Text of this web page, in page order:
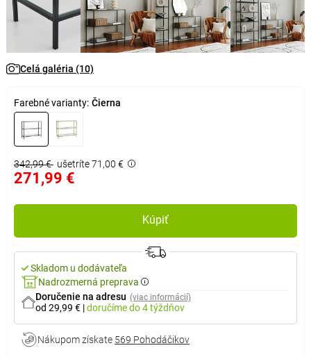
Celá galéria (10)
Farebné varianty: Čierna
342,99 € ušetríte 71,00 €
271,99 €
Kúpiť
Skladom u dodávateľa
Nadrozmerná preprava
Doručenie na adresu (viac informácií)
od 29,99 € |doručímedo 4 týždňov
Nákupom získate 569 Pohodáčikov